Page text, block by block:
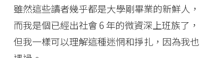
雖然這些讀者幾乎都是大學剛畢業的新鮮人，
而我是個已經出社會 6 年的微資深上班族了，
但我一樣可以理解這種迷惘和掙扎，因為我也